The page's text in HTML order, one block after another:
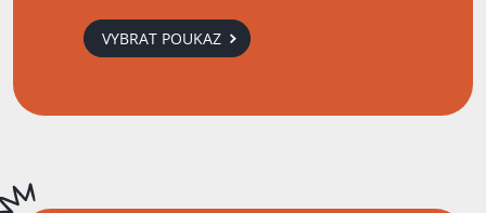
VYBRAT POUKAZ